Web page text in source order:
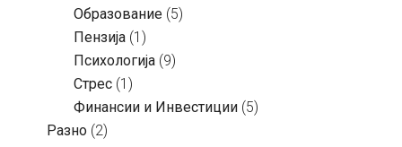
Образование (5)
Пензија (1)
Психологија (9)
Стрес (1)
Финансии и Инвестиции (5)
Разно (2)